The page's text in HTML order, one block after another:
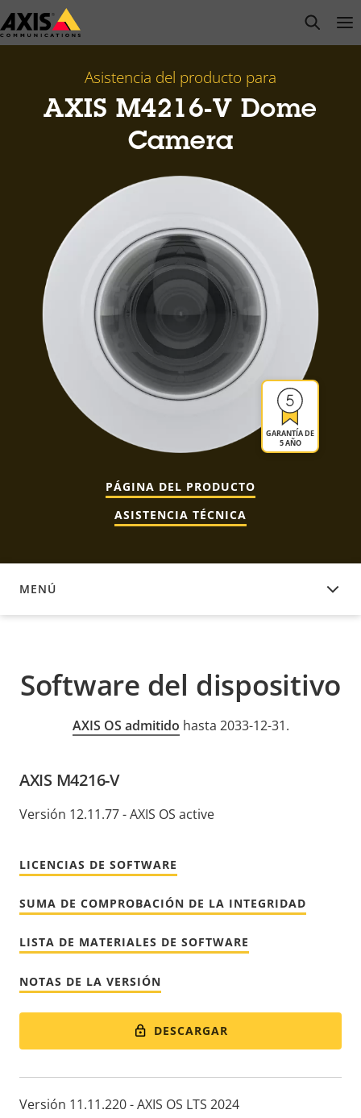
Saltar
al
open
Asistencia del producto para
AXIS M4216-V Dome
Camera
GARANTÍA DE
5 AÑO
PÁGINA DEL PRODUCTO
ASISTENCIA TÉCNICA
MENÚ
SOFTWARE DEL DISPOSITIVO
Software del dispositivo
AXIS OS admitido hasta 2033-12-31.
AXIS M4216-V
Versión 12.11.77 - AXIS OS active
LICENCIAS DE SOFTWARE
SUMA DE COMPROBACIÓN DE LA INTEGRIDAD
LISTA DE MATERIALES DE SOFTWARE
NOTAS DE LA VERSIÓN
DESCARGAR
Versión 11.11.220 - AXIS OS LTS 2024